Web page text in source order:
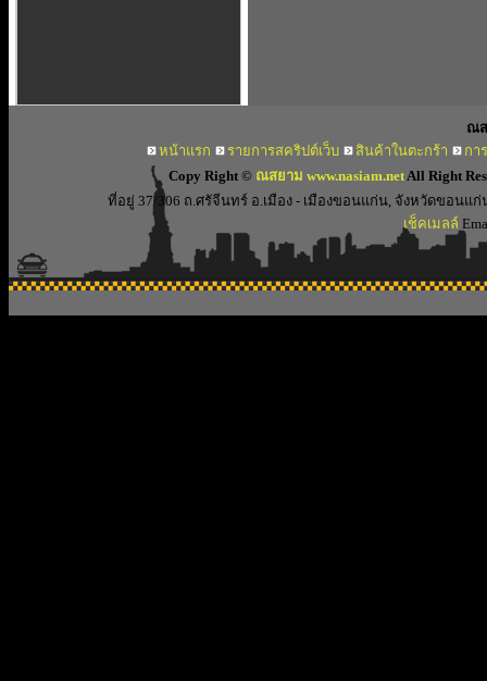
ณส
หน้าแรก
รายการสคริปต์เว็บ สินค้าในตะกร้า
กา
Copy Right © ณสยาม www.nasiam.netAll Right
ที่อยู่ 37/306 ถ.ศรัจีนทร์ อ.เมือง - เมืองขอนแก่น, จังหวัดขอนแก่
เช็คเมลล์